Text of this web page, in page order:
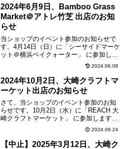
でしょうか？そんなクリスタルガラスに
ついて、どういうガラスなのか？や、そ
の種類について説明します。
2024年6月9日、Bamboo Grass
Market＠アトレ竹芝 出店のお知
らせ
当ショップのイベント参加のお知らせで
す。4月14日（日）に「シーサイドマーケ
ット＠横浜ベイクォーター」 に参加しま
す！4月初めてのマルシェ出店です。今度
こそ！お天気も良さそうなのでぜひ。関
東でも、桜開花宣言が出そうな時期です
ね！花粉も真っ只中ですが。春の横浜散
策のついでにぜひお立ち寄りください。
2024.06.08
2024年10月2日、大崎クラフトマ
ーケット出店のお知らせ
さて、当ショップのイベント参加のお知
らせです。10月2日（水）に「REACH 大
崎クラフトマーケット」 に参加します！
あまりの暑さに、丸2ヶ月マルシェをお休
みしていましたがやっっっっっっっっと
重い腰を上げましたwmono cosme Lab...
2024.09.24
【中止】2025年3月12日、大崎ク